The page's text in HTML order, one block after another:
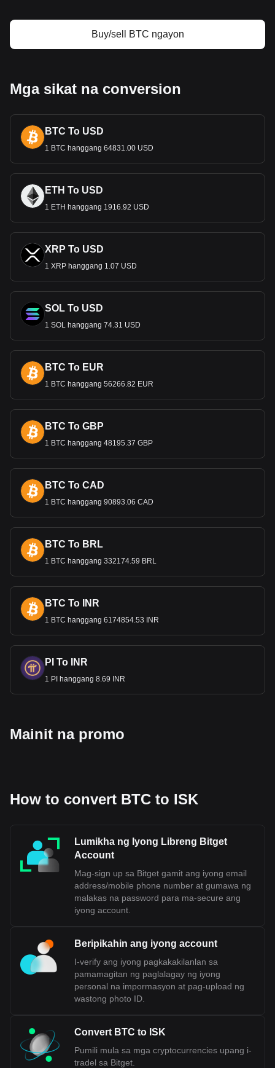
Buy/sell BTC ngayon
Mga sikat na conversion
BTC To USD
1 BTC hanggang 64831.00 USD
ETH To USD
1 ETH hanggang 1916.92 USD
XRP To USD
1 XRP hanggang 1.07 USD
SOL To USD
1 SOL hanggang 74.31 USD
BTC To EUR
1 BTC hanggang 56266.82 EUR
BTC To GBP
1 BTC hanggang 48195.37 GBP
BTC To CAD
1 BTC hanggang 90893.06 CAD
BTC To BRL
1 BTC hanggang 332174.59 BRL
BTC To INR
1 BTC hanggang 6174854.53 INR
PI To INR
1 PI hanggang 8.69 INR
Mainit na promo
How to convert BTC to ISK
Lumikha ng Iyong Libreng Bitget
Account
Mag-sign up sa Bitget gamit ang iyong email
address/mobile phone number at gumawa ng
malakas na password para ma-secure ang
iyong account.
Beripikahin ang iyong account
I-verify ang iyong pagkakakilanlan sa
pamamagitan ng paglalagay ng iyong
personal na impormasyon at pag-upload ng
wastong photo ID.
Convert BTC to ISK
Pumili mula sa mga cryptocurrencies upang i-
tradel sa Bitget.